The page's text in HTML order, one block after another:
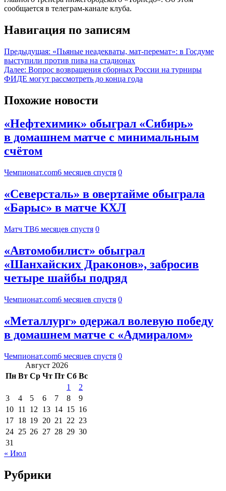
сообщается в телеграм-канале клуба.
Навигация по записям
Предыдущая: «Пьяные неадекваты, мат-перемат»: в Госдуме
выступили против пива на стадионах
Далее: Вопрос возвращения сборных России на турниры
ФИДЕ могут рассмотреть до конца года
Похожие новости
«Нефтехимик» обыграл «Сибирь»
в домашнем матче с минимальным
счётом
Чемпионат.com6 месяцев спустя 0
«Северсталь» в овертайме обыграла
«Барыс» в матче КХЛ
Матч ТВ6 месяцев спустя 0
«Автомобилист» обыграл
«Шанхайских Драконов», забросив
четыре шайбы подряд
Чемпионат.com6 месяцев спустя 0
«Металлург» одержал волевую победу
в домашнем матче с «Адмиралом»
Чемпионат.com6 месяцев спустя 0
Август 2026
Пн Вт Ср Чт Пт Сб Вс
1
2
3
4 5 6 7 8
9
10 11 12 13 14 15 16
17 18 19 20 21 22 23
24 25 26 27 28 29 30
31
« Июл
Рубрики